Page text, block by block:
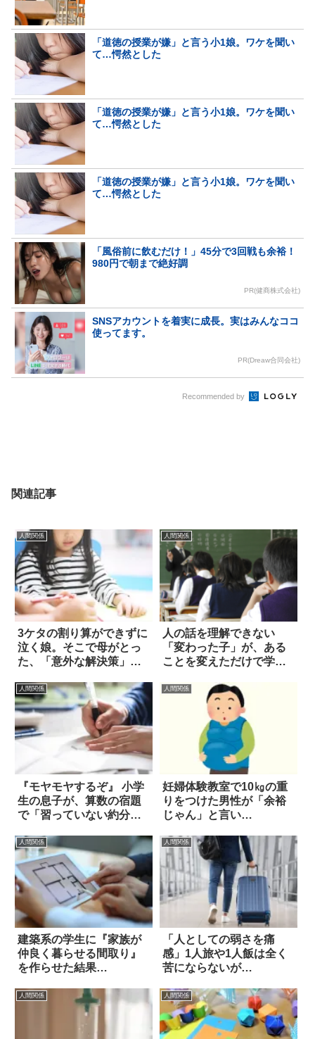
「道徳の授業が嫌」と言う小1娘。ワケを聞い
て…愕然とした
「道徳の授業が嫌」と言う小1娘。ワケを聞い
て…愕然とした
「道徳の授業が嫌」と言う小1娘。ワケを聞い
て…愕然とした
「風俗前に飲むだけ！」45分で3回戦も余裕！
980円で朝まで絶好調
PR(健商株式会社)
SNSアカウントを着実に成長。実はみんなココ
使ってます。
PR(Dreaw合同会社)
Recommended by
関連記事
人間関係
3ケタの割り算ができずに
泣く娘。そこで母がとっ
た、「意外な解決策」と
人間関係
人の話を理解できない
「変わった子」が、ある
ことを変えただけで学年
人間関係
『モヤモヤするぞ』 小学
生の息子が、算数の宿題
で「習っていない約分」
人間関係
妊婦体験教室で10㎏の重
りをつけた男性が「余裕
じゃん」と言い…
人間関係
建築系の学生に『家族が
仲良く暮らせる間取り』
を作らせた結果…
人間関係
「人としての弱さを痛
感」1人旅や1人飯は全く
苦にならないが…
人間関係 人間関係